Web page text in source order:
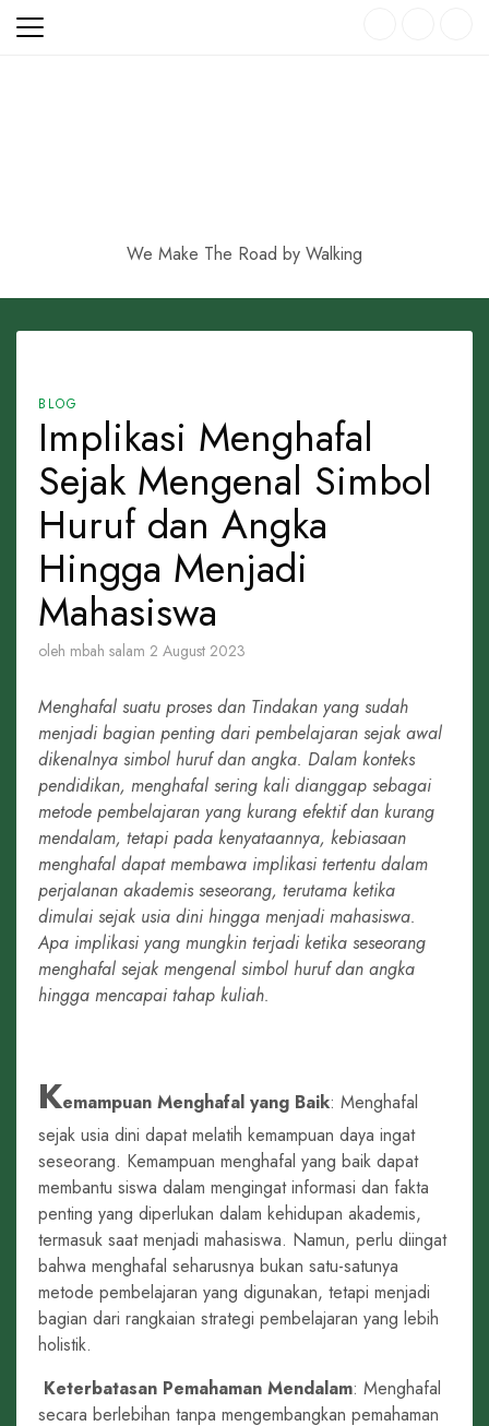
Skip
We Make The Road by Walking
BLOG
Implikasi Menghafal
Sejak Mengenal Simbol
Huruf dan Angka
Hingga Menjadi
Mahasiswa
oleh mbah salam 2 August 2023
Menghafal suatu proses dan Tindakan yang sudah
menjadi bagian penting dari pembelajaran sejak awal
dikenalnya simbol huruf dan angka. Dalam konteks
pendidikan, menghafal sering kali dianggap sebagai
metode pembelajaran yang kurang efektif dan kurang
mendalam, tetapi pada kenyataannya, kebiasaan
menghafal dapat membawa implikasi tertentu dalam
perjalanan akademis seseorang, terutama ketika
dimulai sejak usia dini hingga menjadi mahasiswa.
Apa implikasi yang mungkin terjadi ketika seseorang
menghafal sejak mengenal simbol huruf dan angka
hingga mencapai tahap kuliah.
Kemampuan Menghafal yang Baik: Menghafal
sejak usia dini dapat melatih kemampuan daya ingat
seseorang. Kemampuan menghafal yang baik dapat
membantu siswa dalam mengingat informasi dan fakta
penting yang diperlukan dalam kehidupan akademis,
termasuk saat menjadi mahasiswa. Namun, perlu diingat
bahwa menghafal seharusnya bukan satu-satunya
metode pembelajaran yang digunakan, tetapi menjadi
bagian dari rangkaian strategi pembelajaran yang lebih
holistik.
Keterbatasan Pemahaman Mendalam: Menghafal
secara berlebihan tanpa mengembangkan pemahaman